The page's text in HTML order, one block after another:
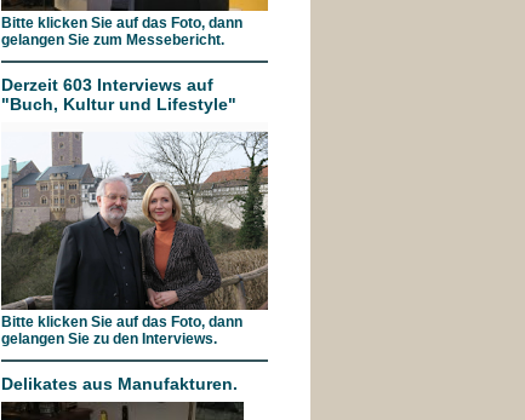
Bitte klicken Sie auf das Foto, dann
gelangen Sie zum Messebericht.
Derzeit 603 Interviews auf
"Buch, Kultur und Lifestyle"
Bitte klicken Sie auf das Foto, dann
gelangen Sie zu den Interviews.
Delikates aus Manufakturen.